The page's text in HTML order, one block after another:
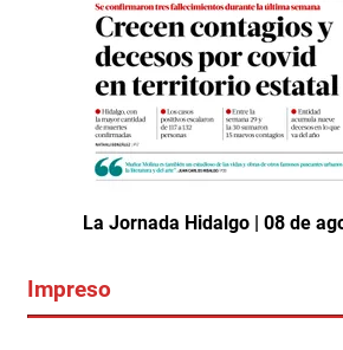
La Jornada Hidalgo | 08 de
Impreso